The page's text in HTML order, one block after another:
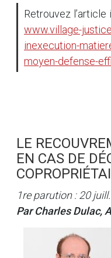
Retrouvez
www.village-
inexecution-
moyen-defense-
LE
EN CAS DE
1re parution : 20
Par Charles Dulac,